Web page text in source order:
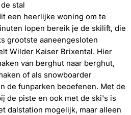
stal
een heerlijke woning om te
lopen bereik je de skilift, die
grootste aaneengesloten
Wilder Kaiser Brixental. Hier
van berghut naar berghut,
of als snowboarder
de funparken beoefenen. Met de
de piste en ook met de ski's is
dalstation mogelijk, maar alleen